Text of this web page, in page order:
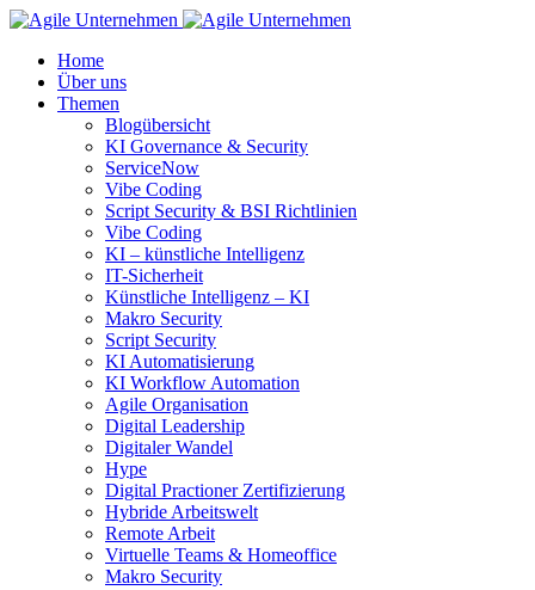
Home
Über uns
Themen
Blogübersicht
KI Governance & Security
ServiceNow
Vibe Coding
Script Security & BSI Richtlinien
Vibe Coding
KI – künstliche Intelligenz
IT-Sicherheit
Künstliche Intelligenz – KI
Makro Security
Script Security
KI Automatisierung
KI Workflow Automation
Agile Organisation
Digital Leadership
Digitaler Wandel
Hype
Digital Practioner Zertifizierung
Hybride Arbeitswelt
Remote Arbeit
Virtuelle Teams & Homeoffice
Makro Security